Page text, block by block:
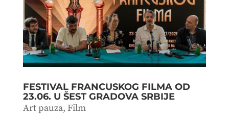
FESTIVAL FRANCUSKOG FILMA OD
23.06. U ŠEST GRADOVA SRBIJE
Art pauza, Film